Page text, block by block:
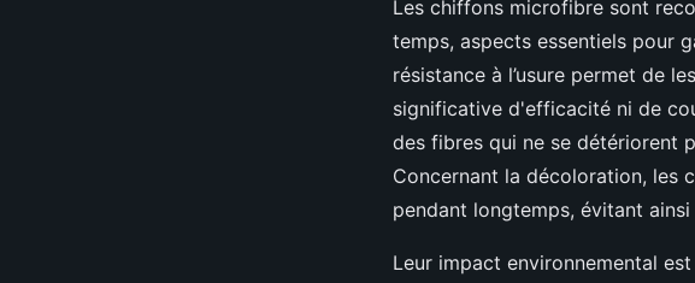
Les chiffons microfibre sont
temps, aspects essentiels pour
résistance à l’usure permet de
significative d'efficacité ni de
des fibres qui ne se détériorent
Concernant la décoloration, les
pendant longtemps, évitant
Leur impact environnemental